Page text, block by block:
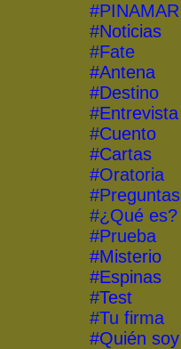
#PINAMAR
#Noticias
#Fate
#Antena
#Destino
#Entrevista
#Cuento
#Cartas
#Oratoria
#Preguntas
#¿Qué es?
#Prueba
#Misterio
#Espinas
#Test
#Tu firma
#Quién soy